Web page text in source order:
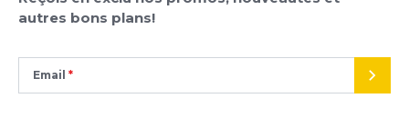
autres bons plans!
Email